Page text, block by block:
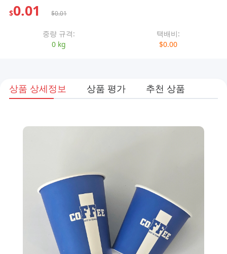
$0.01 $0.01
중량 규격:
0 kg
택배비:
$0.00
상품 상세정보 상품 평가 추천 상품